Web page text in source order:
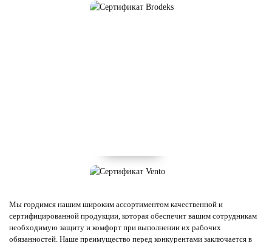
Мы гордимся нашим широким ассортиментом качественной и
сертифицированной продукции, которая обеспечит вашим сотрудникам
необходимую защиту и комфорт при выполнении их рабочих
обязанностей. Наше преимущество перед конкурентами заключается в